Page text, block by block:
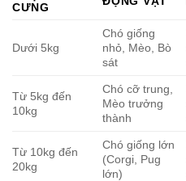
CƯNG
Dưới 5kg
Chó giống
nhỏ, Mèo, Bò
sát
Từ 5kg đến
10kg
Chó cỡ trung,
Mèo trưởng
thành
Từ 10kg đến
20kg
Chó giống lớn
(Corgi, Pug
lớn)